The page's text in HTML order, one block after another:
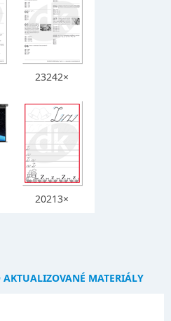
23242×
20213×
MATERIÁLY